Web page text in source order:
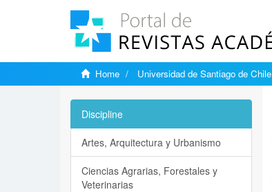
Home Universidad de Santiago de Chile
Discipline
Artes, Arquitectura y Urbanismo
Ciencias Agrarias, Forestales y
Veterinarias